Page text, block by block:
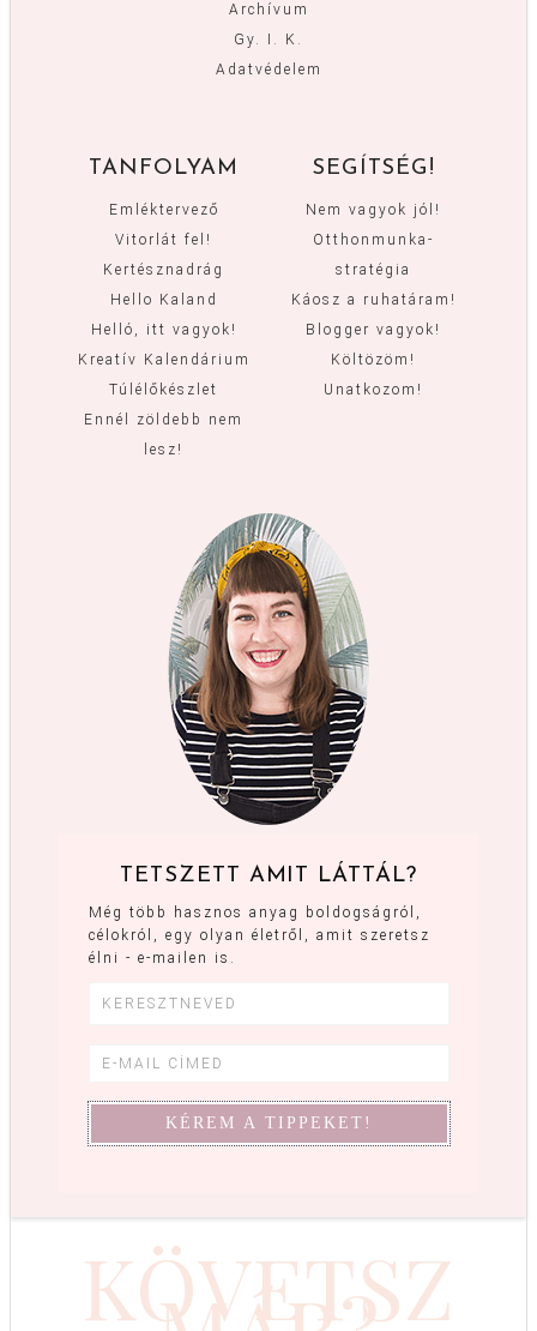
Archívum
Gy. I. K.
Adatvédelem
TANFOLYAM
Emléktervező
Vitorlát fel!
Kertésznadrág
Hello Kaland
Helló, itt vagyok!
Kreatív Kalendárium
Túlélőkészlet
Ennél zöldebb nem
lesz!
SEGÍTSÉG!
Nem vagyok jól!
Otthonmunka-
stratégia
Káosz a ruhatáram!
Blogger vagyok!
Költözöm!
Unatkozom!
TETSZETT AMIT LÁTTÁL?
Még több hasznos anyag boldogságról,
célokról, egy olyan életről, amit szeretsz
élni - e-mailen is.
KÖVETSZ